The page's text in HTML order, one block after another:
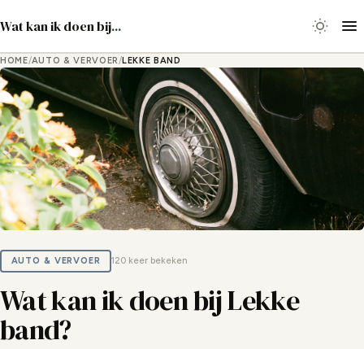
Wat kan ik doen bij...
HOME/AUTO & VERVOER /LEKKE BAND
AUTO & VERVOER 120 keer bekeken
Wat kan ik doen bij Lekke
band?